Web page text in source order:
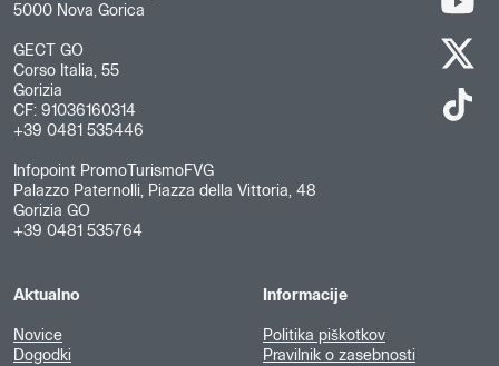
5000 Nova Gorica
GECT GO
Corso Italia, 55
Gorizia
CF: 91036160314
+39 0481 535446
Infopoint PromoTurismoFVG
Palazzo Paternolli, Piazza della Vittoria, 48
Gorizia GO
+39 0481 535764
Aktualno
Novice
Dogodki
Informacije
Politika piškotkov
Pravilnik o zasebnosti